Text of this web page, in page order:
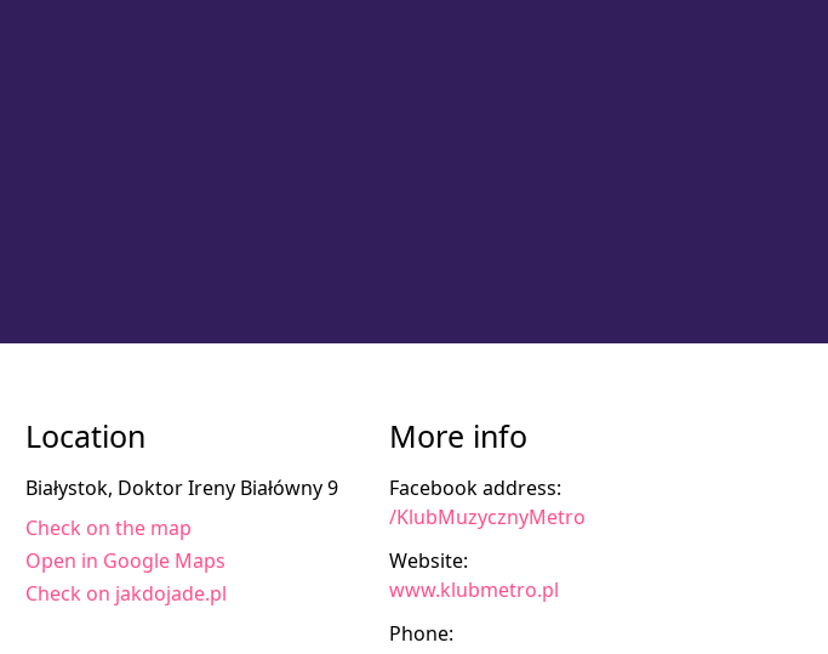
Location
Białystok, Doktor Ireny Białówny 9
Check on the map
Open in Google Maps
Check on jakdojade.pl
More info
Facebook address:
/KlubMuzycznyMetro
Website:
www.klubmetro.pl
Phone: